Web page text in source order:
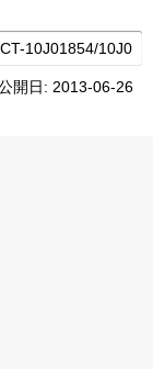
開日: 2013-06-26